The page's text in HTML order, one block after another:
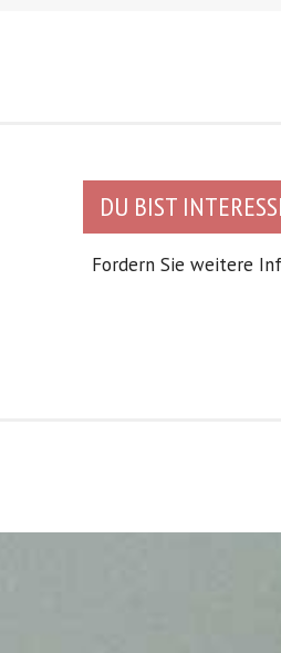
DU BIST
Fordern Sie weitere